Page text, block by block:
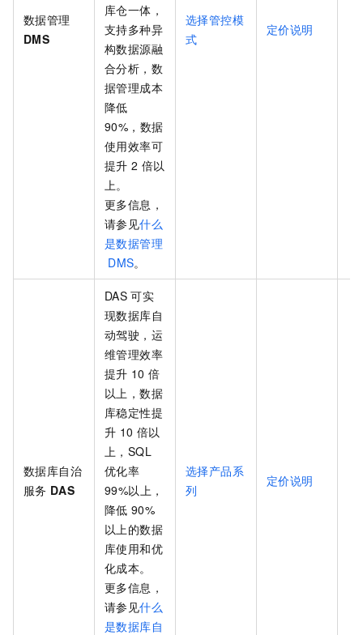
数据管理
DMS
库仓一体，
支持多种异
构数据源融
合分析，数
据管理成本
降低
90%，数据
使用效率可
提升 2 倍以
上。
更多信息，
请参见什么
是数据管理
DMS。
选择管控模
式
定价说明
数据库自治
服务 DAS
DAS 可实
现数据库自
动驾驶，运
维管理效率
提升 10 倍
以上，数据
库稳定性提
升 10 倍以
上，SQL
优化率
99%以上，
降低 90%
以上的数据
库使用和优
化成本。
更多信息，
请参见什么
是数据库自
选择产品系
列
定价说明